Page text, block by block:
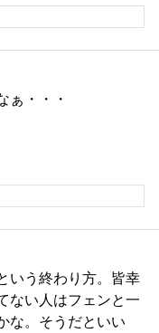
ぁ・・・
いう終わり方。皆幸
ない人はフェンと一
な。そうだといい